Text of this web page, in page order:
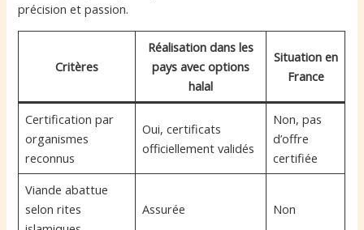
précision et passion.
Critères
Réalisation dans les
pays avec options
halal
Situation en
France
Certification par
organismes
reconnus
Oui, certificats
officiellement validés
Non, pas
d’offre
certifiée
Viande abattue
selon rites
Assurée Non